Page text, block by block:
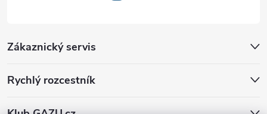
Zákaznický servis
Rychlý rozcestník